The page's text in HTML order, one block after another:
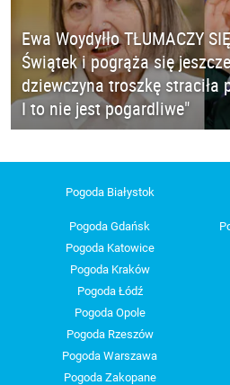
Ewa Woydyłło TŁUMACZY
Świątek i pogrąża się
dziewczyna troszkę straciła
I to nie jest pogardliwe"
Pogoda Białystok
Pogoda Gdańsk
Pogoda Katowice
Pogoda Kraków
Pogoda Łódź
Pogoda Opole
Pogoda Rzeszów
Pogoda Warszawa
Pogoda Zakopane